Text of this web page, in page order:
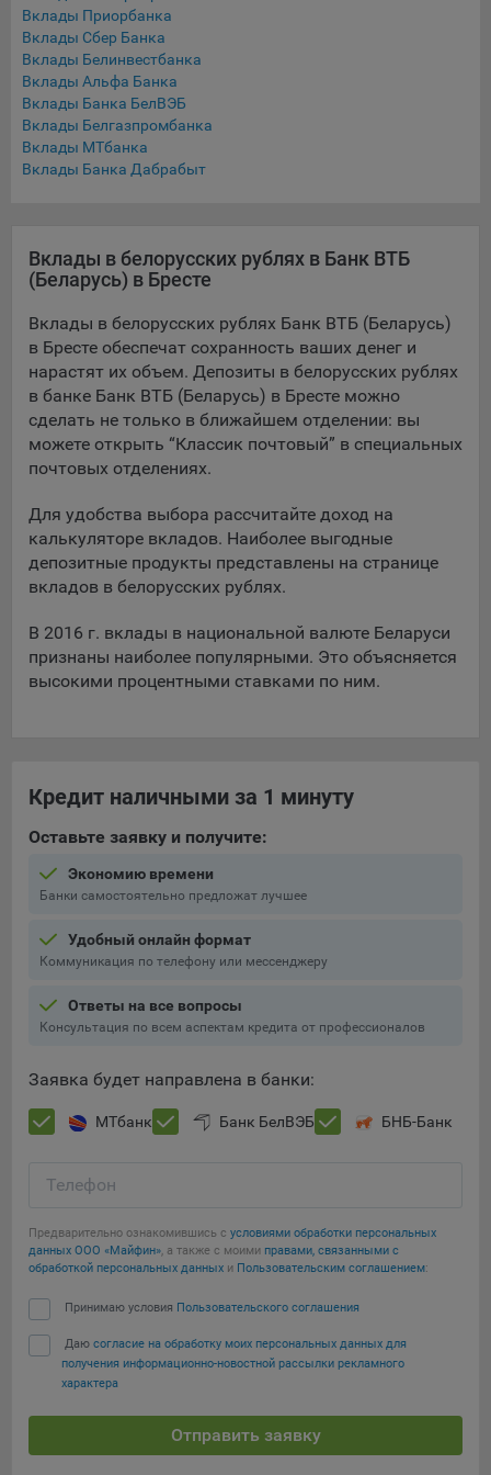
Подобные функции улучшают условия работы
пользователей с сайтом.
9.3. Файлы cookie предпочтений, например, для настройки
контента. Данные файлы cookie собирают информацию о
выборе пользователя на сайте и его предпочтениях и
позволяют Обществу «запомнить» информацию о
выбранном пользователем городе и других местных
9.4. Аналитические файлы cookie, например
Яндекс.Метрика, Google Analytics. Данные файлы cookie
использовал сайты, и позволяют Обществу вносить в них
улучшения.
Аналитические файлы cookie показывают, какие страницы
сайта Общества посещаются чаще всего, помогают
выявлять трудности, возникающие при использовании
сайта, а также позволяют оценить эффективность
рекламы. Благодаря этому у Общества есть возможность
составить представление о тенденциях использования
сайта в целом. Общество использует информацию для
анализа трафика на сайтах.
9.5. Файлы cookie, применяемые для определения целевой
Google Analytics.
Технические/Функциональные, хранятся не более года;
время пользования сайтом;
Остальные - не более года.
Отключение аналитических файлов cookie не позволяет
определять предпочтения пользователей сайта, в том числе
наиболее и наименее популярные страницы и принимать
меры по совершенствованию работы сайта исходя из
При этом, некоторые браузеры позволяют посещать
интернет-сайты в режиме «Инкогнито», чтобы ограничить
автоматически удалять сессионные файлы cookie. Кроме
того, субъект персональных данных может удалить ранее
сохраненные файлов cookie выбрав соответствующую
Подробнее о параметрах управления можно ознакомиться,
соответствующие страницы сайтов основных браузеров:
Chrome
Safari
Opera
Microsoft Edge
Сохранить по умолчанию
Вклады Приорбанка
Вклады Сбер Банка
Вклады Белинвестбанка
Вклады Альфа Банка
Вклады Банка БелВЭБ
Вклады Белгазпромбанка
Вклады МТбанка
Вклады Банка Дабрабыт
Вклады в белорусских рублях в Банк ВТБ
(Беларусь) в Бресте
Вклады в белорусских рублях Банк ВТБ (Беларусь)
в Бресте обеспечат сохранность ваших денег и
нарастят их объем. Депозиты в белорусских рублях
в банке Банк ВТБ (Беларусь) в Бресте можно
сделать не только в ближайшем отделении: вы
можете открыть “Классик почтовый” в специальных
почтовых отделениях.
Для удобства выбора рассчитайте доход на
калькуляторе вкладов. Наиболее выгодные
депозитные продукты представлены на странице
вкладов в белорусских рублях.
В 2016 г. вклады в национальной валюте Беларуси
признаны наиболее популярными. Это объясняется
высокими процентными ставками по ним.
Кредит наличными за 1 минуту
Оставьте заявку и получите:
Экономию времени
Банки самостоятельно предложат лучшее
Удобный онлайн формат
Коммуникация по телефону или мессенджеру
Ответы на все вопросы
Консультация по всем аспектам кредита от профессионалов
Заявка будет направлена в банки:
МТбанк Банк БелВЭБ БНБ-Банк
Телефон
Предварительно ознакомившись с условиями обработки персональных
данных ООО «Майфин», а также с моими правами, связанными с
обработкой персональных данных и Пользовательским соглашением:
Принимаю условия Пользовательского соглашения
Даю согласие на обработку моих персональных данных для
получения информационно-новостной рассылки рекламного
характера
Отправить заявку